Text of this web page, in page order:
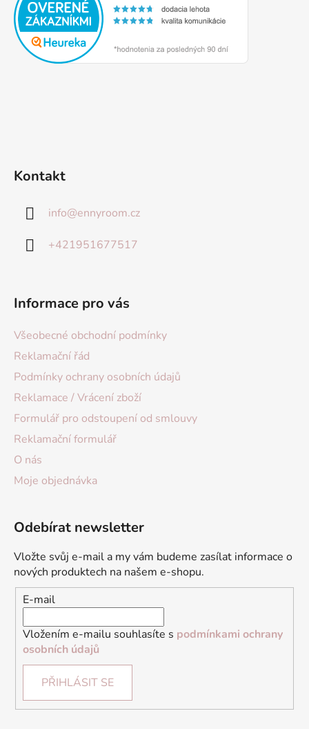
Kontakt
info@ennyroom.cz
+421951677517
Informace pro vás
Všeobecné obchodní podmínky
Reklamační řád
Podmínky ochrany osobních údajů
Reklamace / Vrácení zboží
Formulář pro odstoupení od smlouvy
Reklamační formulář
O nás
Moje objednávka
Odebírat newsletter
Vložte svůj e-mail a my vám budeme zasílat informace o
nových produktech na našem e-shopu.
E-mail
Vložením e-mailu souhlasíte s podmínkami ochrany
osobních údajů
PŘIHLÁSIT SE